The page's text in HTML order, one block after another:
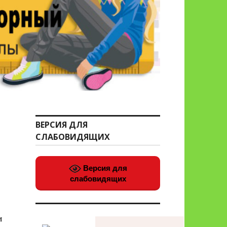
ВЕРСИЯ ДЛЯ
СЛАБОВИДЯЩИХ
Версия для
слабовидящих